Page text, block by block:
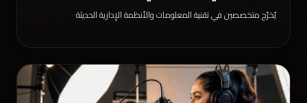
يُخرّج متخصصين في تقنية المعلومات والأنظمة الإدارية الحديثة